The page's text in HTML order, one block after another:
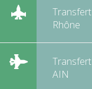
Rhône
AIN